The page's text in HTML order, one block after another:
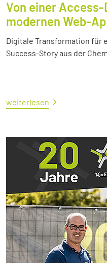
Von einer
modernen Web-
Digitale Transformation für
Success-Story aus der
weiterlesen